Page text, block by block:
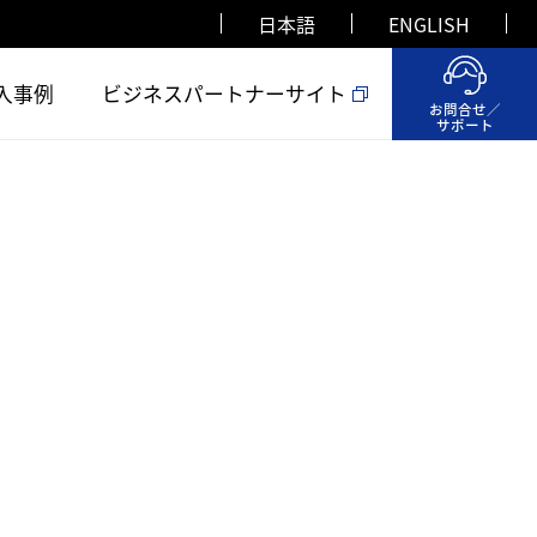
日本語 ENGLISH
事例 ビジネスパートナーサイト
お問合せ／
サポート